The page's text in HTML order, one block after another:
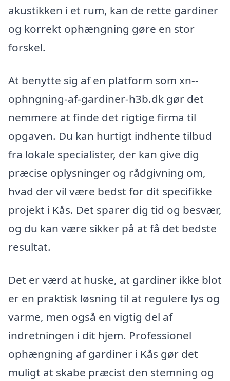
akustikken i et rum, kan de rette gardiner
og korrekt ophængning gøre en stor
forskel.
At benytte sig af en platform som xn--
ophngning-af-gardiner-h3b.dk gør det
nemmere at finde det rigtige firma til
opgaven. Du kan hurtigt indhente tilbud
fra lokale specialister, der kan give dig
præcise oplysninger og rådgivning om,
hvad der vil være bedst for dit specifikke
projekt i Kås. Det sparer dig tid og besvær,
og du kan være sikker på at få det bedste
resultat.
Det er værd at huske, at gardiner ikke blot
er en praktisk løsning til at regulere lys og
varme, men også en vigtig del af
indretningen i dit hjem. Professionel
ophængning af gardiner i Kås gør det
muligt at skabe præcist den stemning og